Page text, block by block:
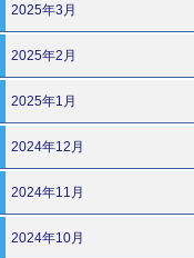
2025年3月
2025年2月
2025年1月
2024年12月
2024年11月
2024年10月